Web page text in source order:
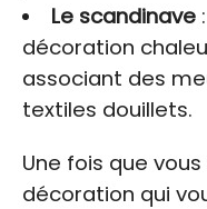
Le scandinave:
décoration
associant des
textiles douillets.
Une fois que
décoration qui